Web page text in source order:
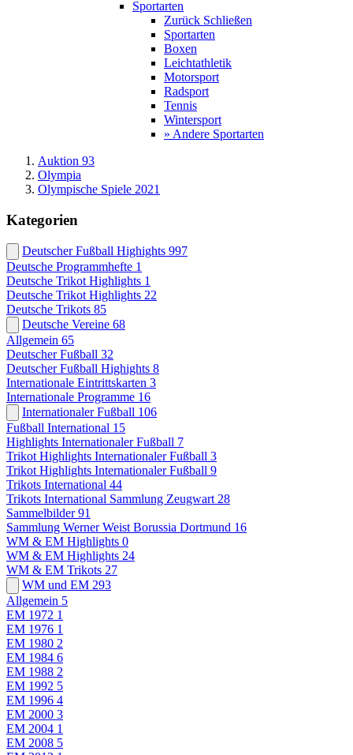
Sportarten
Zurück Schließen
Sportarten
Boxen
Leichtathletik
Motorsport
Radsport
Tennis
Wintersport
» Andere Sportarten
Auktion 93
Olympia
Olympische Spiele 2021
Kategorien
Deutscher Fußball Highights 997
Deutsche Programmhefte 1
Deutsche Trikot Highlights 1
Deutsche Trikot Highlights 22
Deutsche Trikots 85
Deutsche Vereine 68
Allgemein 65
Deutscher Fußball 32
Deutscher Fußball Highights 8
Internationale Eintrittskarten 3
Internationale Programme 16
Internationaler Fußball 106
Fußball International 15
Highlights Internationaler Fußball 7
Trikot Highlights Internationaler Fußball 3
Trikot Highlights Internationaler Fußball 9
Trikots International 44
Trikots International Sammlung Zeugwart28
Sammelbilder 91
Sammlung Werner Weist Borussia Dortmund 16
WM & EM Highlights 0
WM & EM Highlights 24
WM & EM Trikots 27
WM und EM 293
Allgemein 5
EM 1972 1
EM 1976 1
EM 1980 2
EM 1984 6
EM 1988 2
EM 1992 5
EM 1996 4
EM 2000 3
EM 2004 1
EM 2008 5